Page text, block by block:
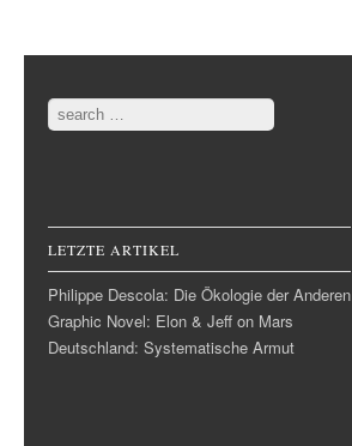
Post navigation
Search
LETZTE ARTIKEL
Philippe Descola: Die Ökologie der Anderen
Graphic Novel: Elon & Jeff on Mars
Deutschland: Systematische Armut